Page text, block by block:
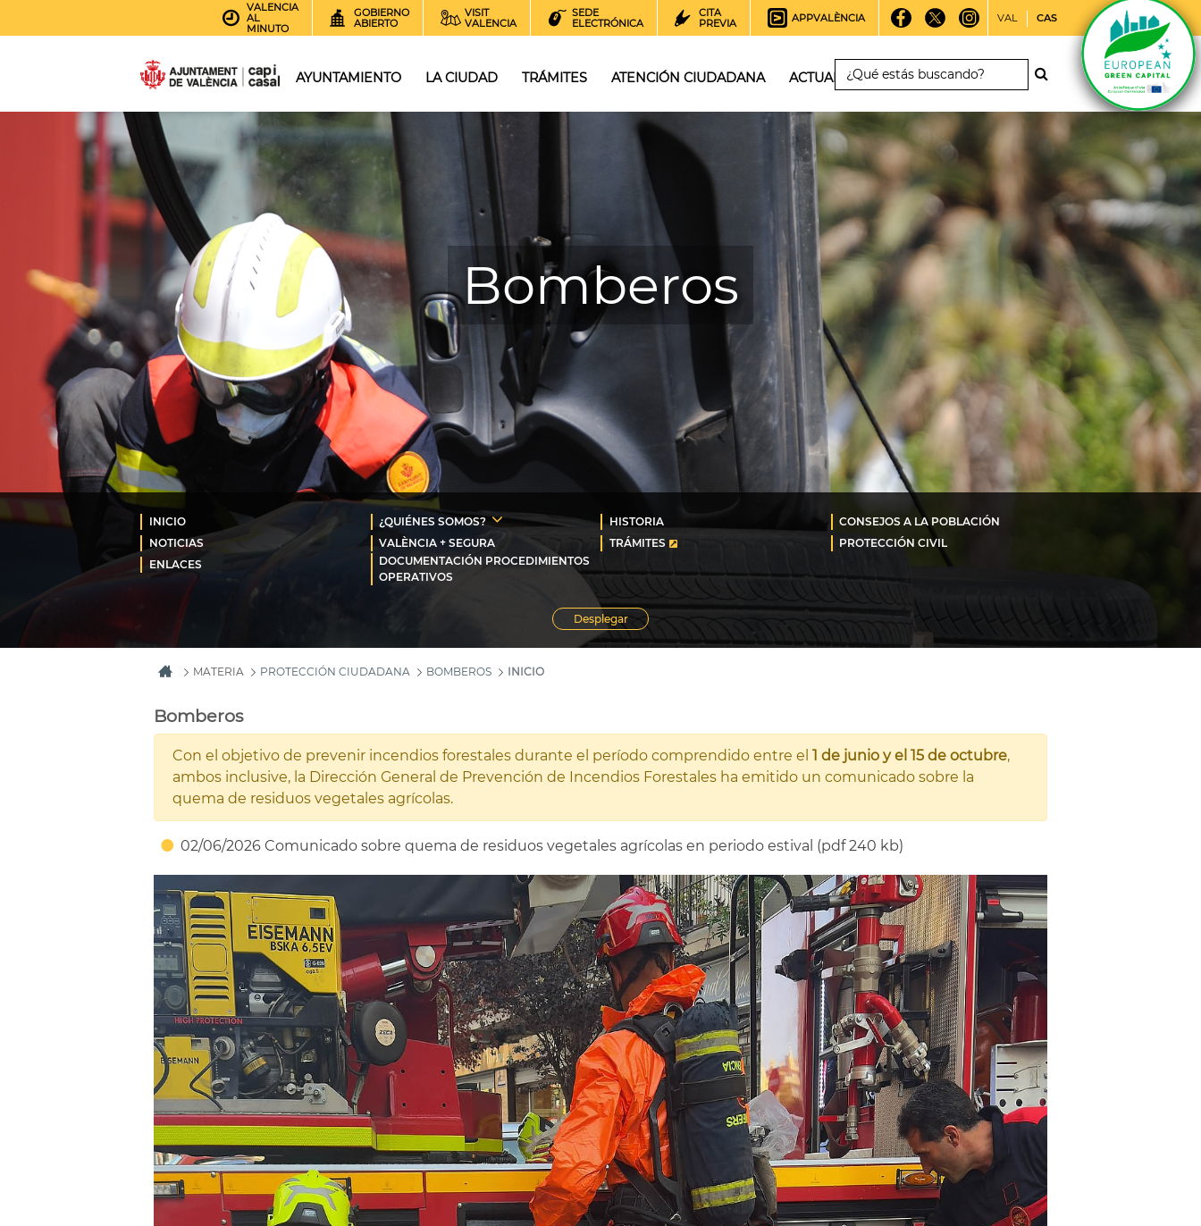
VALENCIA
AL
MINUTO
GOBIERNO
ABIERTO
VISIT
VALENCIA
SEDE
ELECTRÓNICA
CITA
PREVIA
APPVALÈNCIA VAL CAS
AYUNTAMIENTO LA CIUDAD TRÁMITES ATENCIÓN CIUDADANA ACTUALIDAD
Bomberos
INICIO ¿QUIÉNES SOMOS? HISTORIA
CONSEJOS A LA POBLACIÓN
NOTICIAS
VALÈNCIA + SEGURA TRÁMITES
PROTECCIÓN CIVIL
ENLACES
DOCUMENTACIÓN PROCEDIMIENTOS
OPERATIVOS
Desplegar
MATERIA PROTECCIÓN CIUDADANA BOMBEROS INICIO
Bomberos
Con el objetivo de prevenir incendios forestales durante el período comprendido entre el 1 de junio y el 15 de octubre,
ambos inclusive, la Dirección General de Prevención de Incendios Forestales ha emitido un comunicado sobre la
quema de residuos vegetales agrícolas.
02/06/2026 Comunicado sobre quema de residuos vegetales agrícolas en periodo estival (pdf 240 kb)